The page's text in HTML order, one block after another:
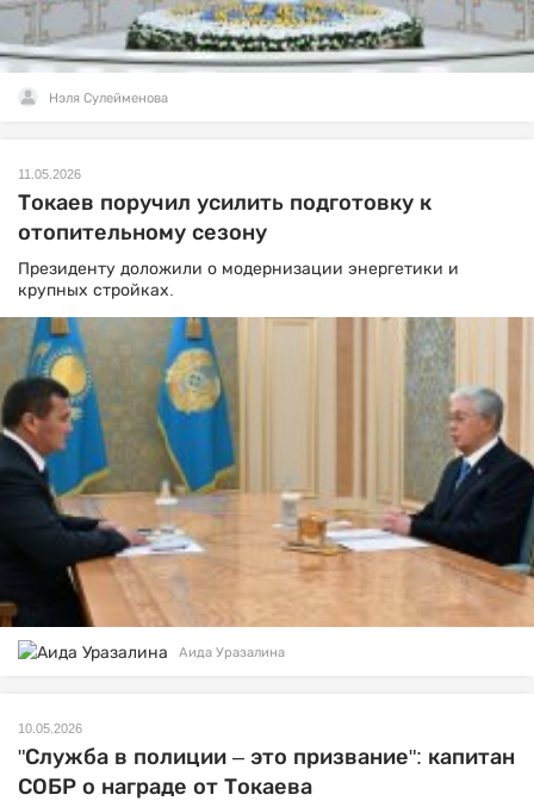
Нэля Сулейменова
11.05.2026
Токаев поручил усилить подготовку к
отопительному сезону
Президенту доложили о модернизации энергетики и
крупных стройках.
Аида Уразалина
10.05.2026
"Служба в полиции – это призвание": капитан
СОБР о награде от Токаева